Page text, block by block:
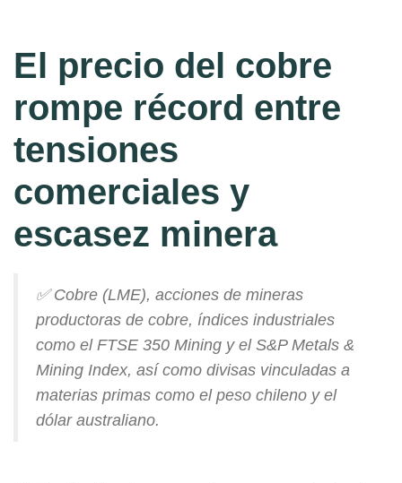
El precio del cobre
rompe récord entre
tensiones
comerciales y
escasez minera
✅ Cobre (LME), acciones de mineras
productoras de cobre, índices industriales
como el FTSE 350 Mining y el S&P Metals &
Mining Index, así como divisas vinculadas a
materias primas como el peso chileno y el
dólar australiano.